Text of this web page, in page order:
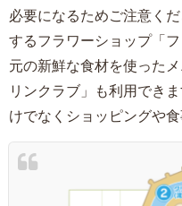
必要になるためご注意く
するフラワーショップ「
元の新鮮な食材を使った
リンクラブ」も利用でき
けでなくショッピングや